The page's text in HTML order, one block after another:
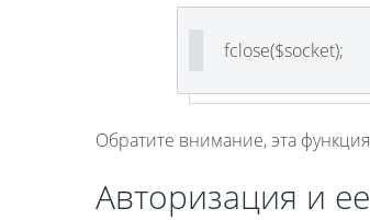
fclose($socket);
Обратите внимание, эта
Авторизация и